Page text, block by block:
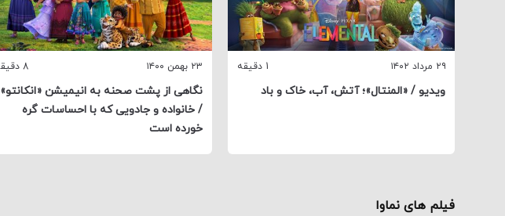
۲۹ مرداد ۱۴۰۲ 1 دقیقه
ویدیو / «المنتال»؛ آتش، آب، خاک و باد
۲۳ بهمن ۱۴۰۰ 8 دقیقه
نگاهی از پشت صحنه به انیمیشن «انکانتو»
/ خانواده و جادویی که با احساسات گره
خورده است
فیلم های نماوا